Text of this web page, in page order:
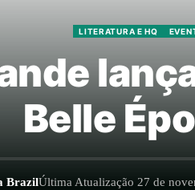
LITERATURA E HQ
Belle
BrazilÚltima Atualização 27 de